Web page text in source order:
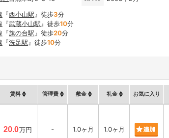
『西小山駅 』徒歩3分
『武蔵小山駅 』徒歩10分
『旗の台駅 』徒歩20分
『洗足駅 』徒歩10分
賃料 管理費 敷金 礼金 お気に入り
20.0万円 - 1.0ヶ月 1.0ヶ月